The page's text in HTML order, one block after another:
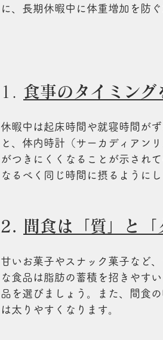
に、長期休暇中に体重増加を防
1. 食事のタイミング
休暇中は起床時間や就寝時間が
と、体内時計（サーカディアン
がつきにくくなることが示され
なるべく同じ時間に摂るようにし
2. 間食は「質」と
甘いお菓子やスナック菓子など
な食品は脂肪の蓄積を招きやす
品を選びましょう。また、間食
は太りやすくなります。